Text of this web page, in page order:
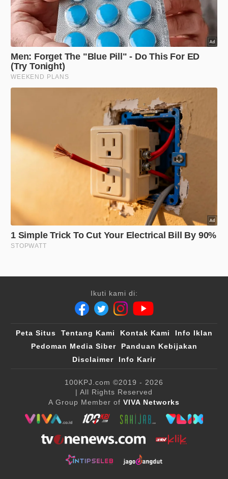
Ikuti kami di:
Peta Situs Tentang Kami Kontak Kami
Info Iklan
Pedoman Media Siber
Panduan Kebijakan
Disclaimer
Info Karir
100KPJ.com ©2019 - 2026
| All Rights Reserved
A Group Member of VIVA Networks